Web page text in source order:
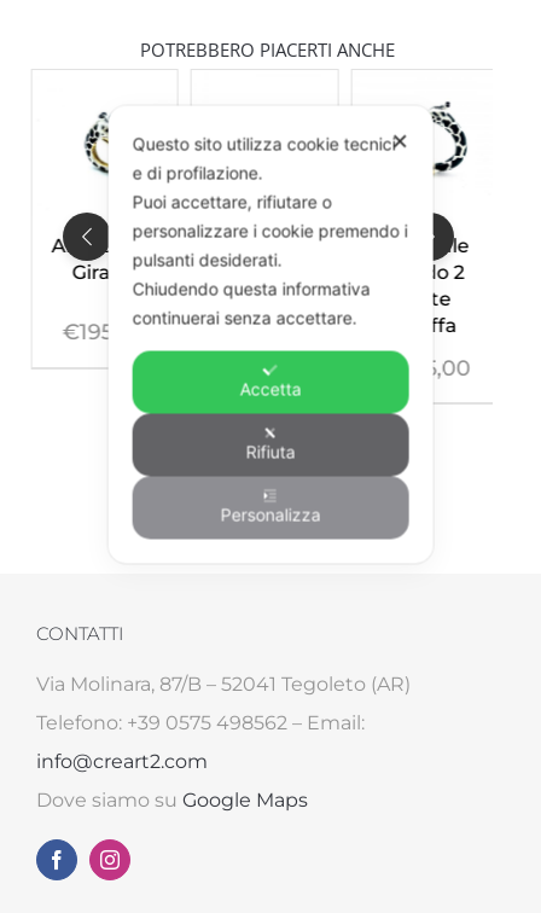
POTREBBERO PIACERTI ANCHE
Anello Mini
Giraffa
€195,00
Mini
Giraffa
Bracciale
Rigido 2
Teste
Giraffa
465,00
CONTATTI
Via Molinara, 87/B – 52041 Tegoleto (AR)
Telefono: +39 0575 498562 – Email:
info@creart2.com
Dove siamo su Google Maps
✕
Questo sito utilizza cookie tecnici
e di profilazione.
Puoi accettare, rifiutare o
personalizzare i cookie premendo i
pulsanti desiderati.
Chiudendo questa informativa
continuerai senza accettare.
Accetta
Rifiuta
Personalizza